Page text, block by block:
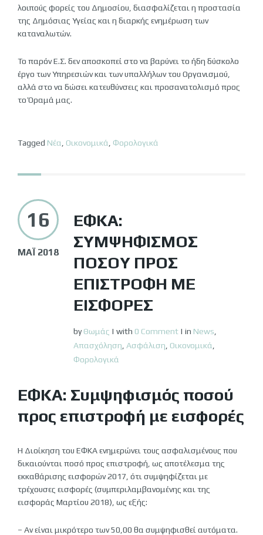
λοιπούς φορείς του Δημοσίου, διασφαλίζεται η προστασία
της Δημόσιας Υγείας και η διαρκής ενημέρωση των
καταναλωτών.
Το παρόν Ε.Σ. δεν αποσκοπεί στο να βαρύνει το ήδη δύσκολο
έργο των Υπηρεσιών και των υπαλλήλων του Οργανισμού,
αλλά στο να δώσει κατευθύνσεις και προσανατολισμό προς
το Όραμά μας.
Tagged Νέα Οικονομικά Φορολογικά
16
ΜΆΙ 2018
ΕΦΚΑ:
ΣΥΜΨΗΦΙΣΜΌΣ
ΠΟΣΟΎ ΠΡΟΣ
ΕΠΙΣΤΡΟΦΉ ΜΕ
ΕΙΣΦΟΡΈΣ
byΘωμάς | with 0 Comment | in News
Απασχόληση Ασφάλιση Οικονομικά
Φορολογικά
ΕΦΚΑ: Συμψηφισμός ποσού
προς επιστροφή με εισφορές
Η Διοίκηση του ΕΦΚΑ ενημερώνει τους ασφαλισμένους που
δικαιούνται ποσό προς επιστροφή, ως αποτέλεσμα της
εκκαθάρισης εισφορών 2017, ότι συμψηφίζεται με
τρέχουσες εισφορές (συμπεριλαμβανομένης και της
εισφοράς Μαρτίου 2018), ως εξής:
– Αν είναι μικρότερο των 50,00 θα συμψηφισθεί αυτόματα.